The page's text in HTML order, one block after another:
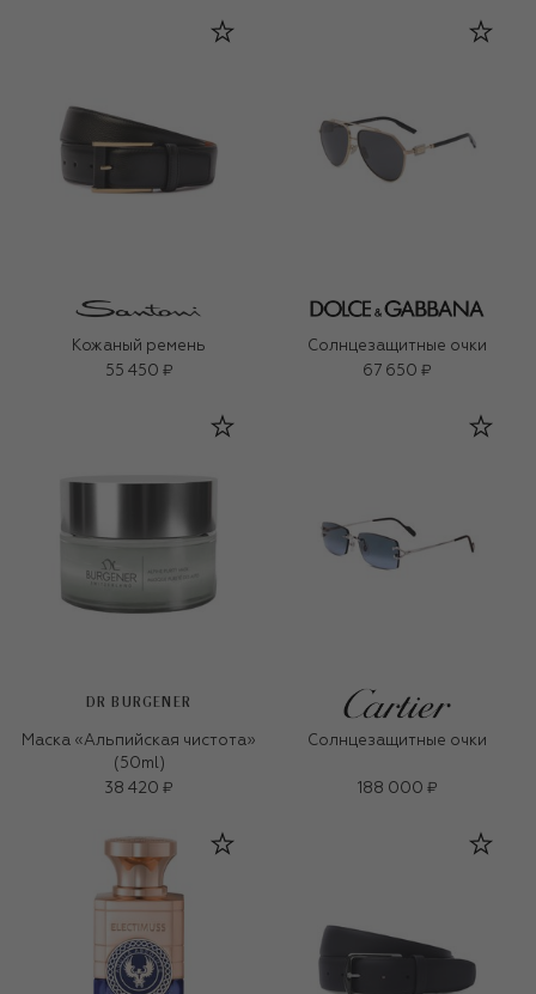
Кожаный ремень
55 450 ₽
Солнцезащитные очки
67 650 ₽
DR BURGENER
Маска «Альпийская чистота»
(50ml)
38 420 ₽
Солнцезащитные очки
188 000 ₽